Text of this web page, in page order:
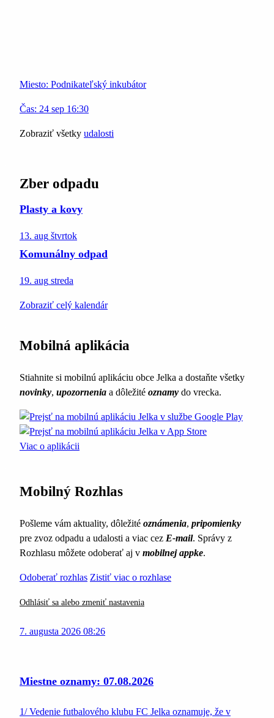
Miesto: Podnikateľský inkubátor
Čas: 24 sep 16:30
Zobraziť všetky udalosti
Zber odpadu
Plasty a kovy
13. aug štvrtok
Komunálny odpad
19. aug streda
Zobraziť celý kalendár
Mobilná aplikácia
Stiahnite si mobilnú aplikáciu obce Jelka a dostaňte všetky
novinky, upozornenia a dôležité oznamy do vrecka.
Viac o aplikácii
Mobilný Rozhlas
Pošleme vám aktuality, dôležité oznámenia, pripomienky
pre zvoz odpadu a udalosti a viac cez E-mail. Správy z
Rozhlasu môžete odoberať aj v mobilnej appke.
Odoberať rozhlas Zistiť viac o rozhlase
Odhlásiť sa alebo zmeniť nastavenia
7. augusta 2026 08:26
Miestne oznamy: 07.08.2026
1/ Vedenie futbalového klubu FC Jelka oznamuje, že v